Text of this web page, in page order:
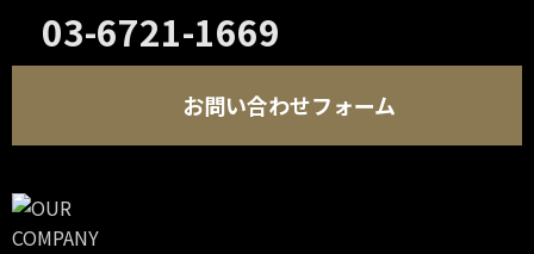
03-6721-1669
お問い合わせフォーム